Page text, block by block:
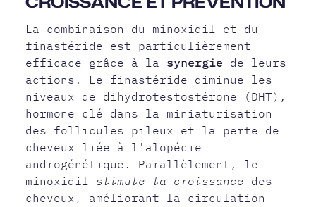
La combinaison du minoxidil et du
finastéride est particulièrement
efficace grâce à la synergie de leurs
actions. Le finastéride diminue les
niveaux de dihydrotestostérone (DHT),
hormone clé dans la miniaturisation
des follicules pileux et la perte de
cheveux liée à l'alopécie
androgénétique. Parallèlement, le
minoxidil stimule la croissance des
cheveux, améliorant la circulation